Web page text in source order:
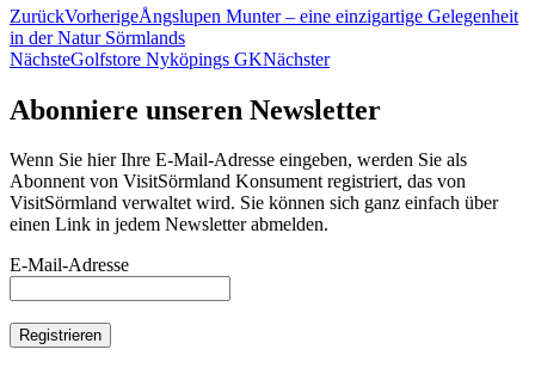
ZurückVorherigeÅngslupen Munter – eine einzigartige Gelegenheit
in der Natur Sörmlands
NächsteGolfstore Nyköpings GKNächster
Abonniere unseren Newsletter
Wenn Sie hier Ihre E-Mail-Adresse eingeben, werden Sie als
Abonnent von VisitSörmland Konsument registriert, das von
VisitSörmland verwaltet wird. Sie können sich ganz einfach über
einen Link in jedem Newsletter abmelden.
E-Mail-Adresse